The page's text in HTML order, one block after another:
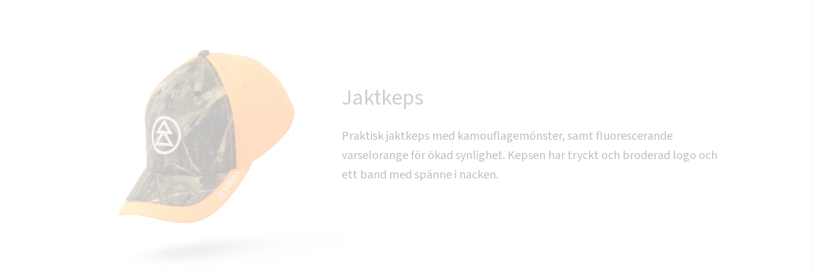
Jaktkeps
Praktisk jaktkeps med kamouflagemönster, samt fluorescerande
varselorange för ökad synlighet. Kepsen har tryckt och broderad logo och
ett band med spänne i nacken.